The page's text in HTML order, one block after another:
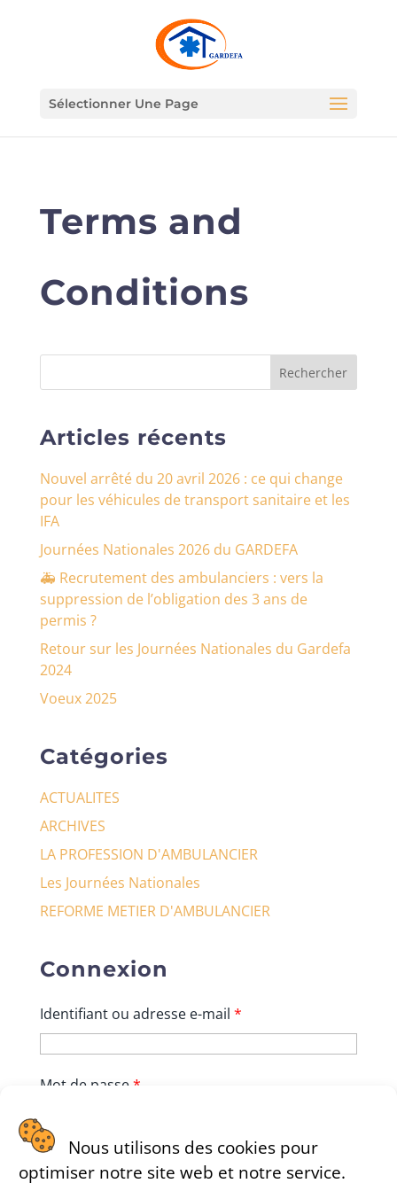
Nous utilisons des cookies pour
optimiser notre site web et notre service.
Sélectionner Une Page
Terms and
Conditions
Articles récents
Nouvel arrêté du 20 avril 2026 : ce qui change
pour les véhicules de transport sanitaire et les
IFA
Journées Nationales 2026 du GARDEFA
🚑 Recrutement des ambulanciers : vers la
suppression de l’obligation des 3 ans de
permis ?
Retour sur les Journées Nationales du Gardefa
2024
Voeux 2025
Catégories
ACTUALITES
ARCHIVES
LA PROFESSION D'AMBULANCIER
Les Journées Nationales
REFORME METIER D'AMBULANCIER
Connexion
Identifiant ou adresse e-mail *
Mot de passe*
Se souvenir de moi